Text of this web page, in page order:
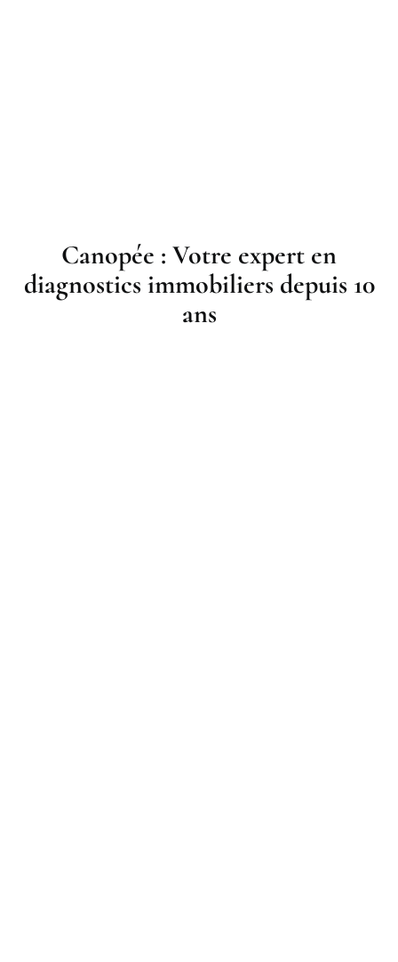
Canopée : Votre expert en
diagnostics immobiliers depuis 10
ans